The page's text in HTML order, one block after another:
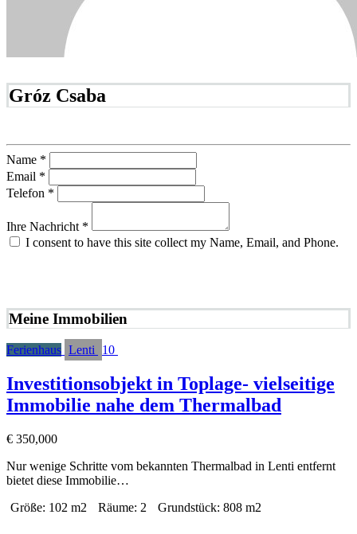
Gróz Csaba
Name *
Email *
Telefon *
Ihre Nachricht *
I consent to have this site collect my Name, Email, and Phone.
Meine Immobilien
Ferienhaus Lenti 10
Investitionsobjekt in Toplage- vielseitige
Immobilie nahe dem Thermalbad
€ 350,000
Nur wenige Schritte vom bekannten Thermalbad in Lenti entfernt
bietet diese Immobilie…
Größe: 102 m2 Räume: 2 Grundstück: 808 m2